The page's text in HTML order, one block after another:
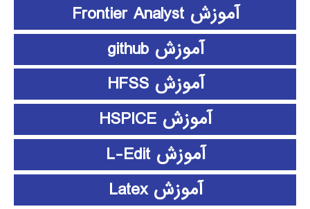
آموزش Frontier Analyst
آموزش github
آموزش HFSS
آموزش HSPICE
آموزش L-Edit
آموزش Latex